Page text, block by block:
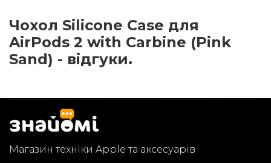
Чохол Silicone Case для
AirPods 2 with Carbine (Pink
Sand) - відгуки.
Магазин техніки Apple та аксесуарів